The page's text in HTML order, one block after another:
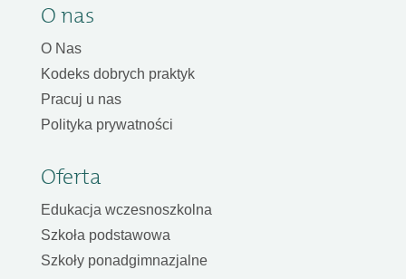
O nas
O Nas
Kodeks dobrych praktyk
Pracuj u nas
Polityka prywatności
Oferta
Edukacja wczesnoszkolna
Szkoła podstawowa
Szkoły ponadgimnazjalne